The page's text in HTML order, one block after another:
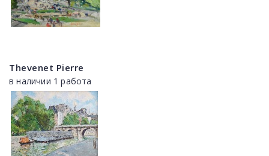
Thevenet Pierre
в наличии 1 работа